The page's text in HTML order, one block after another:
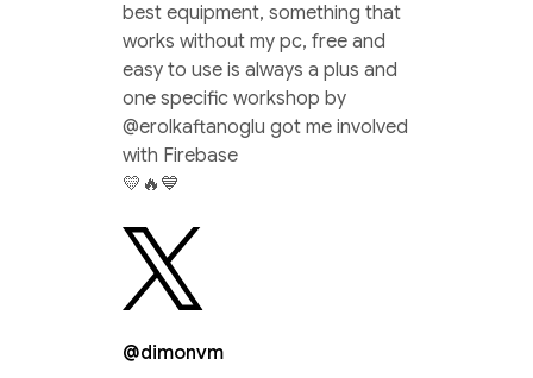
best equipment, something that
works without my pc, free and
easy to use is always a plus and
one specific workshop by
@erolkaftanoglu got me involved
with Firebase
💛🔥💙
@dimonvm